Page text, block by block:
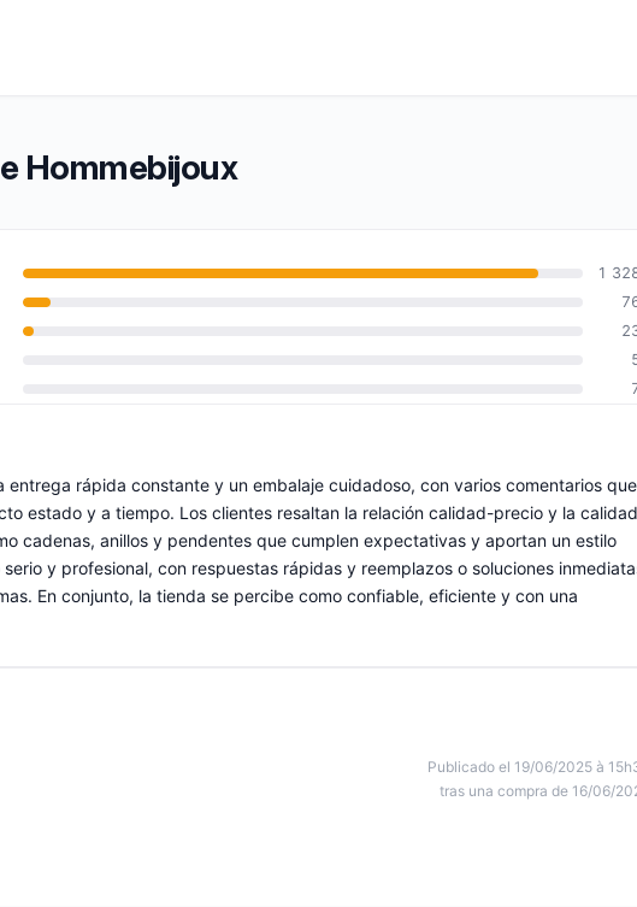
Hommebijoux
10
1
entrega rápida constante y un embalaje cuidadoso, con varios comentarios que
estado y a tiempo. Los clientes resaltan la relación calidad-precio y la calidad
cadenas, anillos y pendentes que cumplen expectativas y aportan un estilo
y profesional, con respuestas rápidas y reemplazos o soluciones
En conjunto, la tienda se percibe como confiable, eficiente y con una
Publicado el 19/06/2025 à
tras una compra de 16/06/